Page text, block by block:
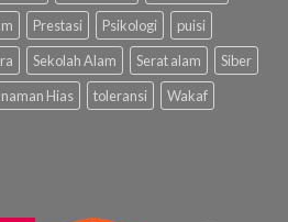
Prestasi Psikologi
puisi
Sekolah Alam Serat alam
Siber
Hias toleransi Wakaf